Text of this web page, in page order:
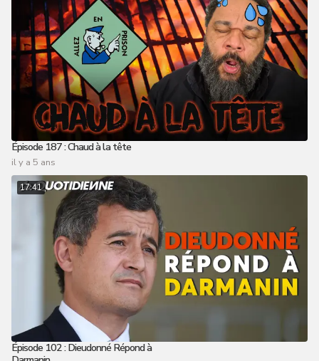
Épisode 187 : Chaud à la tête
il y a 5 ans
17:41
Épisode 102 : Dieudonné Répond à